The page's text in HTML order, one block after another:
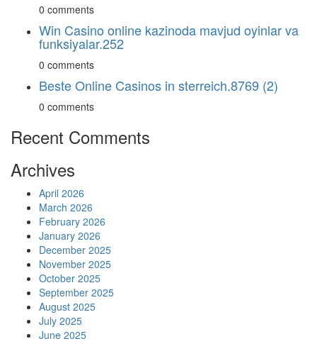
0 comments
Win Casino online kazinoda mavjud oyinlar va
funksiyalar.252
0 comments
Beste Online Casinos in sterreich.8769 (2)
0 comments
Recent Comments
Archives
April 2026
March 2026
February 2026
January 2026
December 2025
November 2025
October 2025
September 2025
August 2025
July 2025
June 2025